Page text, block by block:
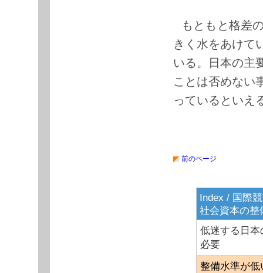
もともと格差
きく水をあけて
いる。日本の主
ことは否めない
っているといえ
ー
前のページ
ペ
ペ
ペ
ペ
ペ
ペ
Index / 国際
社会資本の整
低迷する日
必要
整備水準が